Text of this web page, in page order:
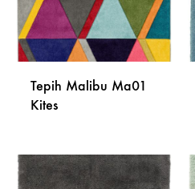
Tepih Malibu Ma01
Kites
DODAJ